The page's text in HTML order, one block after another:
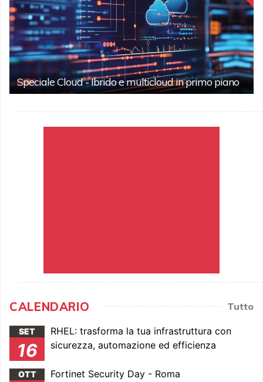
Speciale Cloud - Ibrido e multicloud in primo piano
CALENDARIO Tutto
SET
16
RHEL: trasforma la tua infrastruttura con
sicurezza, automazione ed efficienza
OTT Fortinet Security Day - Roma